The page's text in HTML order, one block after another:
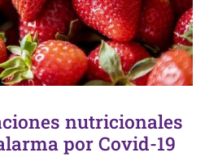
nutricionales
por Covid-19